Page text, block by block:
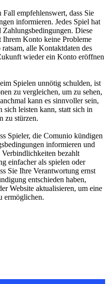
empfehlenswert, dass Sie
informieren. Jedes Spiel hat
Diese
Ihrem Konto keine Probleme
alle Kontaktdaten des
wieder ein Konto eröffnen
Spielen unnötig schulden, ist
zu vergleichen, um zu sehen,
kann es sinnvoller sein,
leisten kann, statt sich in
zu stürzen.
Spieler, die Comunio kündigen
informieren und
Verbindlichkeiten bezahlt
einfacher als spielen oder
Sie Ihre Verantwortung ernst
entschieden haben,
Website aktualisieren, um eine
ermöglichen.